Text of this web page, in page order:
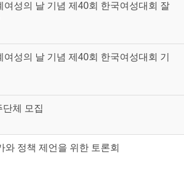
여성의 날 기념 제40회 한국여성대회 잘
여성의 날 기념 제40회 한국여성대회 기
체 모집
와 정책 제언을 위한 토론회